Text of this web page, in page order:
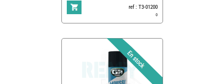
ref : T3-01200
0